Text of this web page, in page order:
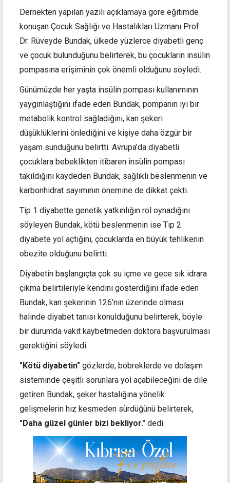
Dernekten yapılan yazılı açıklamaya göre eğitimde
konuşan Çocuk Sağlığı ve Hastalıkları Uzmanı Prof.
Dr. Rüveyde Bundak, ülkede yüzlerce diyabetli genç
ve çocuk bulunduğunu belirterek, bu çocukların insülin
pompasına erişiminin çok önemli olduğunu söyledi.
Günümüzde her yaşta insülin pompası kullanımının
yaygınlaştığını ifade eden Bundak, pompanın iyi bir
metabolik kontrol sağladığını, kan şekeri
düşüklüklerini önlediğini ve kişiye daha özgür bir
yaşam sunduğunu belirtti. Avrupa’da diyabetli
çocuklara bebeklikten itibaren insülin pompası
takıldığını kaydeden Bundak, sağlıklı beslenmenin ve
karbonhidrat sayımının önemine de dikkat çekti.
Tip 1 diyabette genetik yatkınlığın rol oynadığını
söyleyen Bundak, kötü beslenmenin ise Tip 2
diyabete yol açtığını, çocuklarda en büyük tehlikenin
obezite olduğunu belirtti.
Diyabetin başlangıçta çok su içme ve gece sık idrara
çıkma belirtileriyle kendini gösterdiğini ifade eden
Bundak, kan şekerinin 126’nın üzerinde olması
halinde diyabet tanısı konulduğunu belirterek, böyle
bir durumda vakit kaybetmeden doktora başvurulması
gerektiğini söyledi.
"Kötü diyabetin" gözlerde, böbreklerde ve dolaşım
sisteminde çeşitli sorunlara yol açabileceğini de dile
getiren Bundak, şeker hastalığına yönelik
gelişmelerin hız kesmeden sürdüğünü belirterek,
"Daha güzel günler bizi bekliyor." dedi.